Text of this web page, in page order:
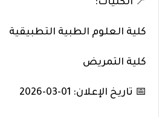
📍 الكليات:
كلية العلوم الطبية التطبيقية
كلية التمريض
📅 تاريخ الإعلان: 01-03-2026